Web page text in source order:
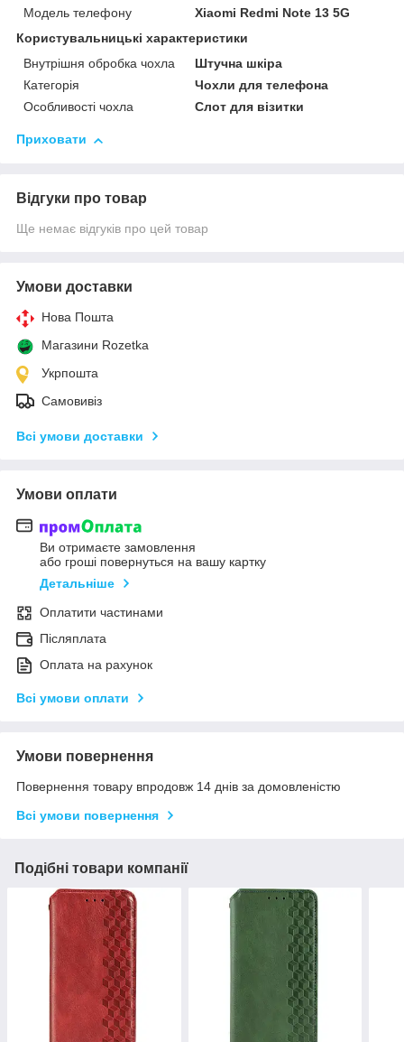
Модель телефону
Xiaomi Redmi Note 13 5G
Користувальницькі характеристики
Внутрішня обробка чохла
Штучна шкіра
Категорія
Чохли для телефона
Особливості чохла
Слот для візитки
Приховати
Відгуки про товар
Ще немає відгуків про цей товар
Умови доставки
Нова Пошта
Магазини Rozetka
Укрпошта
Самовивіз
Всі умови доставки
Умови оплати
Ви отримаєте замовлення
або гроші повернуться на вашу картку
Детальніше
Оплатити частинами
Післяплата
Оплата на рахунок
Всі умови оплати
Умови повернення
Повернення товару впродовж 14 днів за домовленістю
Всі умови повернення
Подібні товари компанії